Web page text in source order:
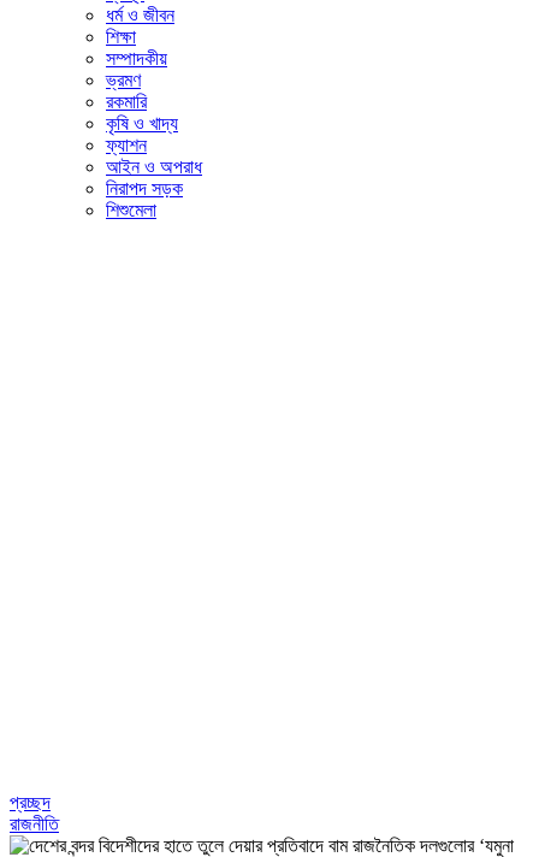
ধর্ম ও জীবন
শিক্ষা
সম্পাদকীয়
ভ্রমণ
রকমারি
কৃষি ও খাদ্য
ফ্যাশন
আইন ও অপরাধ
নিরাপদ সড়ক
শিশুমেলা
প্রচ্ছদ
রাজনীতি